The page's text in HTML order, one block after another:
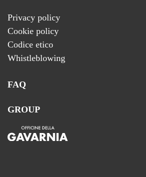
Privacy policy
Cookie policy
Codice etico
Whistleblowing
FAQ
GROUP